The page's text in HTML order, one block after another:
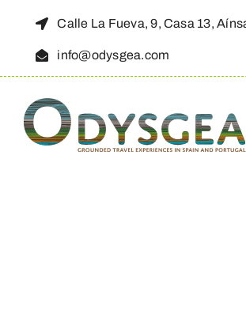
contenido
Calle La Fueva, 9, Casa 13,
info@odysgea.com